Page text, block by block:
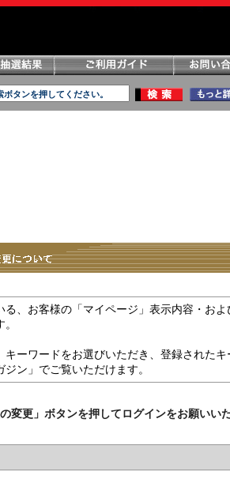
る、お客様の「マイページ」表示内容・お
キーワードをお選びいただき、登録された
ン」でご覧いただけます。
変更」ボタンを押してログインをお願いいた